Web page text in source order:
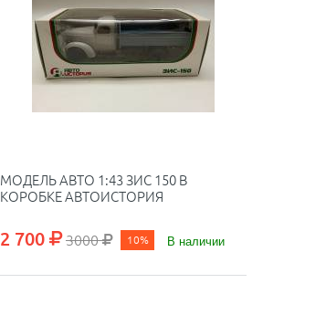
МОДЕЛЬ АВТО 1:43 ЗИС 150 В
КОРОБКЕ АВТОИСТОРИЯ
2 700 3000 10% В наличии